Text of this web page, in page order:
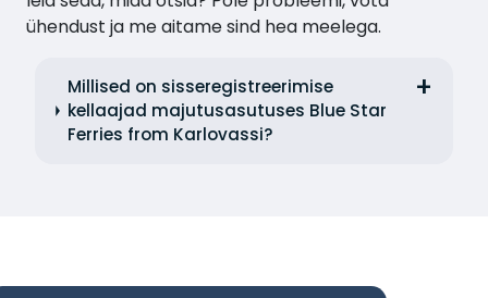
ühendust ja me aitame sind hea meelega.
Millised on sisseregistreerimise
kellaajad majutusasutuses Blue Star
Ferries from Karlovassi?